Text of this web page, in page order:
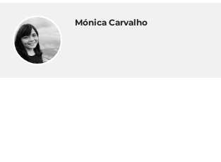
Mónica Carvalho